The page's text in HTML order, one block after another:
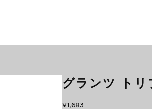
グランツ ト
¥1,683